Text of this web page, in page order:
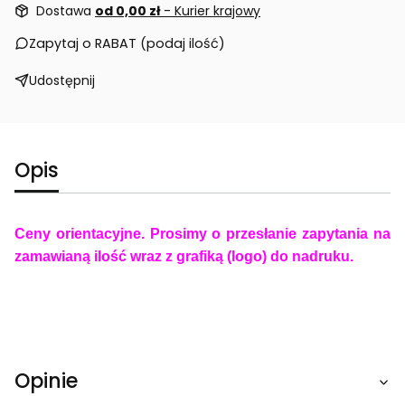
Dostawa od 0,00 zł - Kurier krajowy
Zapytaj o RABAT (podaj ilość)
Udostępnij
Opis
Ceny orientacyjne. Prosimy o przesłanie zapytania na
zamawianą ilość wraz z grafiką (logo) do nadruku.
Opinie